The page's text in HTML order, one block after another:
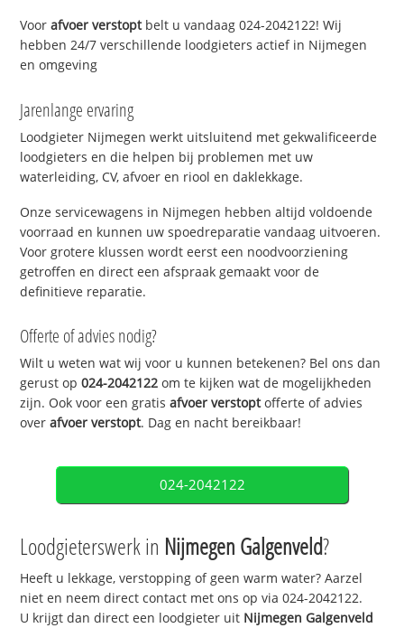
Voorafvoer verstoptbelt u vandaag 024-2042122! Wij
hebben 24/7 verschillende loodgieters actief in Nijmegen
en omgeving
Jarenlange ervaring
Loodgieter Nijmegen werkt uitsluitend met gekwalificeerde
loodgieters en die helpen bij problemen met uw
waterleiding, CV, afvoer en riool en daklekkage.
Onze servicewagens in Nijmegen hebben altijd voldoende
voorraad en kunnen uw spoedreparatie vandaag uitvoeren.
Voor grotere klussen wordt eerst een noodvoorziening
getroffen en direct een afspraak gemaakt voor de
definitieve reparatie.
Offerte of advies nodig?
Wilt u weten wat wij voor u kunnen betekenen? Bel ons dan
gerust op024-2042122 om te kijken wat de mogelijkheden
zijn. Ook voor een gratisafvoer verstoptofferte of advies
overafvoer verstopt. Dag en nacht bereikbaar!
024-2042122
Loodgieterswerk in Nijmegen Galgenveld?
Heeft u lekkage, verstopping of geen warm water? Aarzel
niet en neem direct contact met ons op via 024-2042122.
U krijgt dan direct een loodgieter uit Nijmegen Galgenveld